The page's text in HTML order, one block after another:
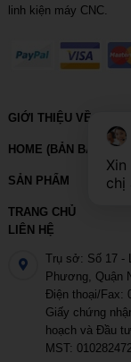
linh kiện máy CNC.
GIỚI THIỆU VỀ
HOME (BẢN BACKUP
SẢN PHẨM
TRANG CHỦ
LIÊN HỆ
Trụ sở: Số 17 -
Phương, Quận
Điện thoại/Fax:
Giấy chứng
hoạch và Đầu
MST:
chị